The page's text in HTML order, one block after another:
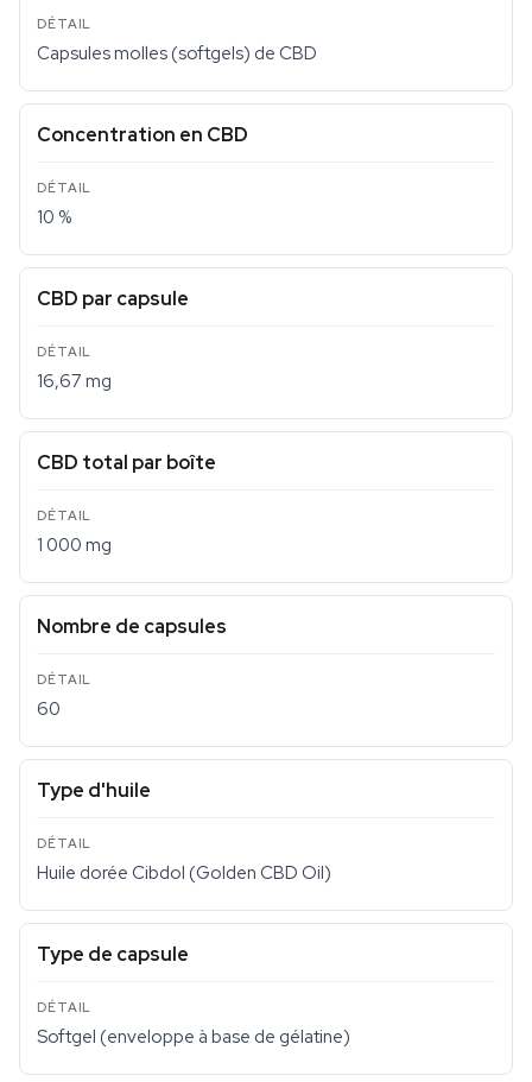
Capsules molles (softgels) de CBD
Concentration en CBD
10 %
CBD par capsule
16,67 mg
CBD total par boîte
1 000 mg
Nombre de capsules
60
Type d'huile
Huile dorée Cibdol (Golden CBD Oil)
Type de capsule
Softgel (enveloppe à base de gélatine)